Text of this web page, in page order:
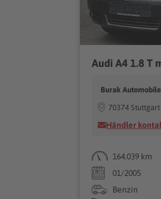
Audi A4 1.8 T
Burak Automobile
70374 Stuttgart
Händler
164.039 km
01/2005
Benzin